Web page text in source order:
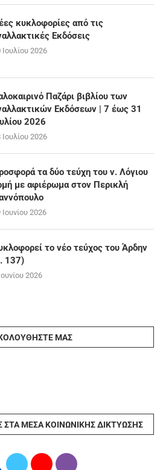
κυκλοφορίες από τις
Εκδόσεις
Ιουλίου 2026
Παζάρι βιβλίου των
Εκδόσεων | 7 έως 31
2026
Ιουλίου 2026
τα δύο τεύχη του ν. Λόγιου
με αφιέρωμα στον Περικλή
Ιουνίου 2026
το νέο τεύχος του Άρδην
137)
2026
ΜΑΣ
ΜΈΣΑ ΚΟΙΝΩΝΙΚΉΣ ΔΙΚΤΎΩΣΗΣ